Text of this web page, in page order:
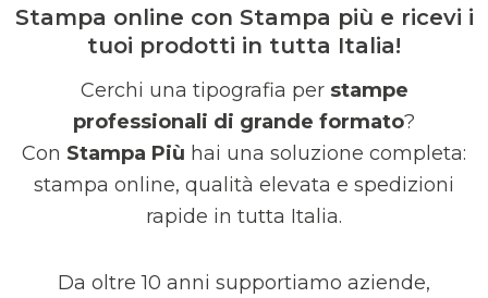
Stampa online con Stampa più e ricevi i
tuoi prodotti in tutta Italia!
Cerchi una tipografia per stampe
professionali di grande formato?
Con Stampa Più hai una soluzione completa:
stampa online, qualità elevata e spedizioni
rapide in tutta Italia.
Da oltre 10 anni supportiamo aziende,